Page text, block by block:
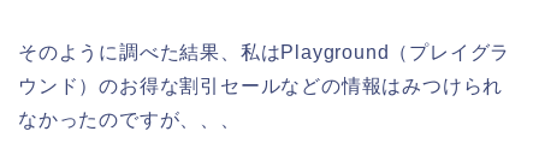
そのように調べた結果、私はPlayground（プレイグラ
ウンド）のお得な割引セールなどの情報はみつけられ
なかったのですが、、、